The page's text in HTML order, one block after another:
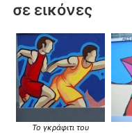
σε εικόνες
Το γκράφιτι του